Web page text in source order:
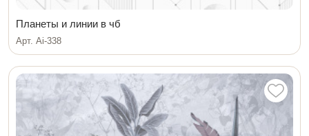
Планеты и линии в чб
Арт. Ai-338